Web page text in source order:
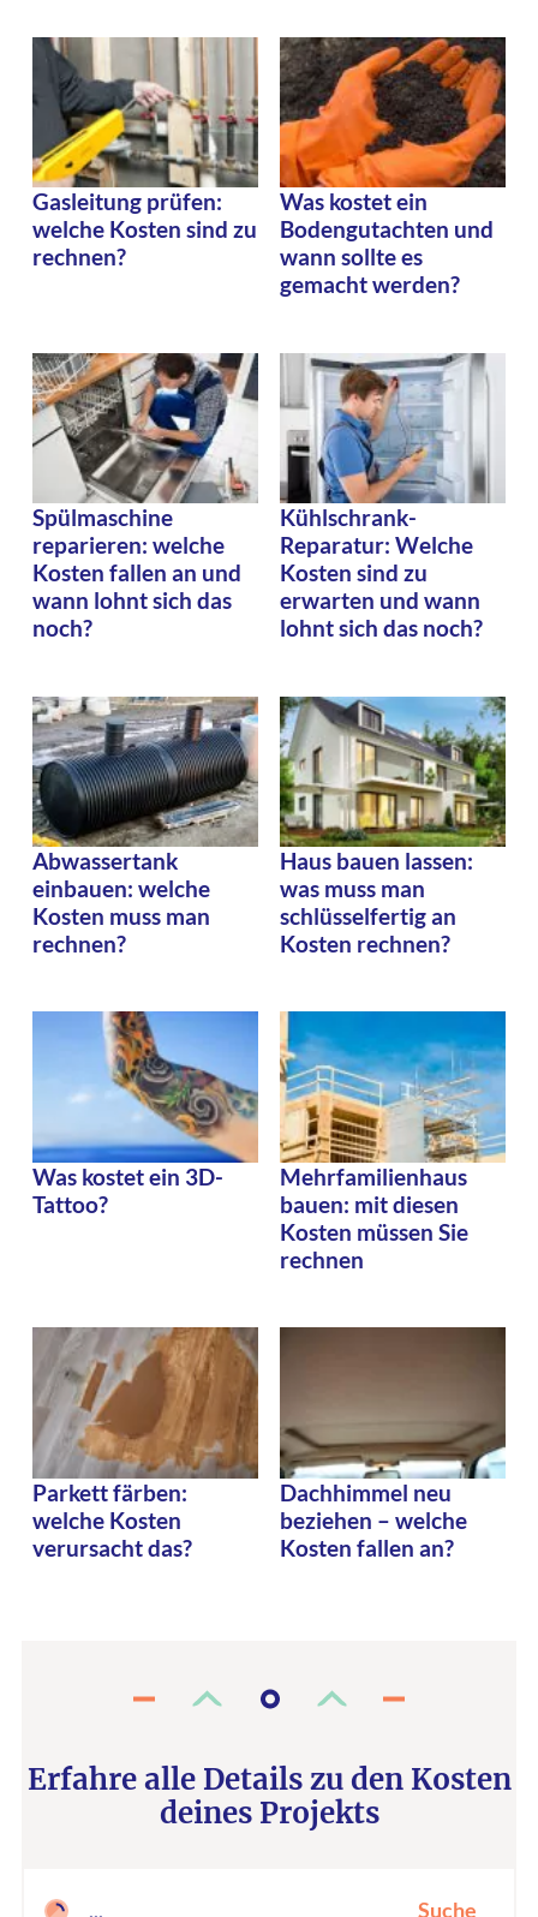
Gasleitung prüfen:
welche Kosten sind zu
rechnen?
Was kostet ein
Bodengutachten und
wann sollte es
gemacht werden?
Spülmaschine
reparieren: welche
Kosten fallen an und
wann lohnt sich das
noch?
Kühlschrank-
Reparatur: Welche
Kosten sind zu
erwarten und wann
lohnt sich das noch?
Abwassertank
einbauen: welche
Kosten muss man
rechnen?
Haus bauen lassen:
was muss man
schlüsselfertig an
Kosten rechnen?
Was kostet ein 3D-
Tattoo?
Mehrfamilienhaus
bauen: mit diesen
Kosten müssen Sie
rechnen
Parkett färben:
welche Kosten
verursacht das?
Dachhimmel neu
beziehen – welche
Kosten fallen an?
Erfahre alle Details zu den Kosten
deines Projekts
Suche